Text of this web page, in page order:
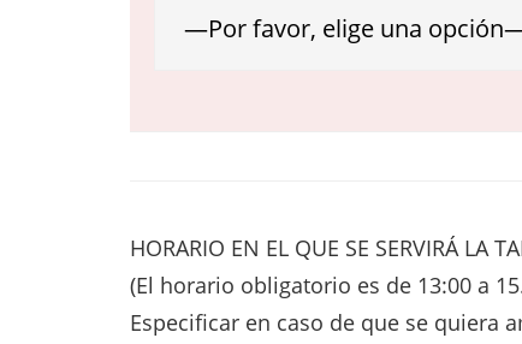
HORARIO EN EL QUE SE SERVIRÁ LA
(El horario obligatorio es de 13:00 a
Especificar en caso de que se quiera